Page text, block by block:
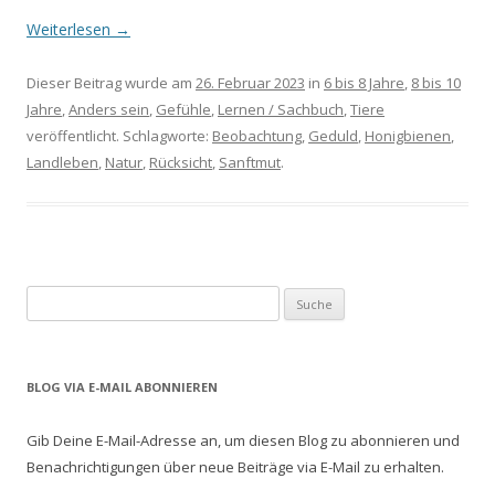
Weiterlesen →
Dieser Beitrag wurde am 26. Februar 2023 in 6 bis 8 Jahre, 8 bis 10
Jahre,Anders sein, Gefühle, Lernen / Sachbuch,Tiere
veröffentlicht. Schlagworte: Beobachtung, Geduld, Honigbienen,
Landleben, Natur, Rücksicht, Sanftmut.
u
h
n
a
BLOG VIA E-MAIL ABONNIEREN
Gib Deine E-Mail-Adresse an, um diesen Blog zu abonnieren und
Benachrichtigungen über neue Beiträge via E-Mail zu erhalten.